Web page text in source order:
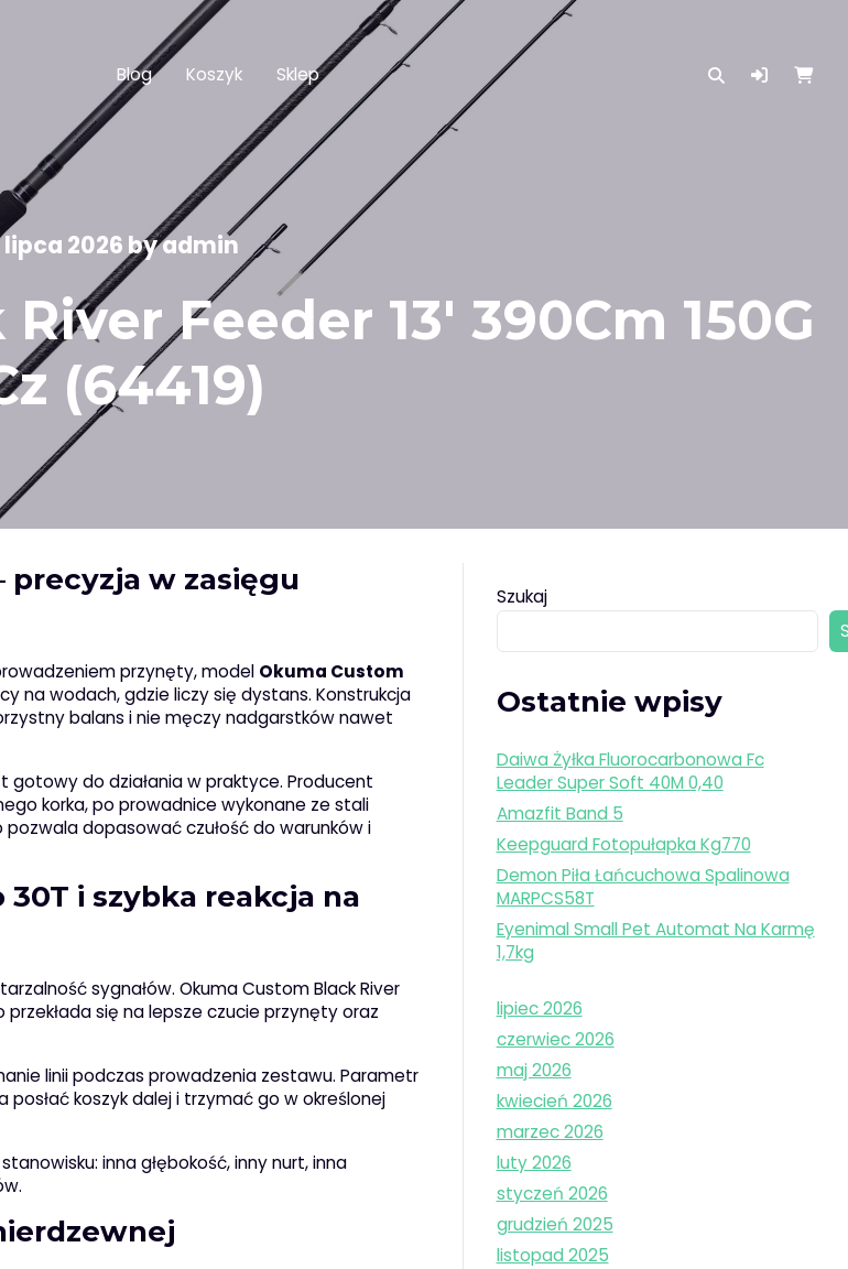
Blog Koszyk Sklep
lipca 2026 byadmin
Feeder 13′ 390Cm 150G
(64419)
precyzja w zasięgu
przynęty, model Okuma Custom
na wodach, gdzie liczy się dystans. Konstrukcja
balans i nie męczy nadgarstków nawet
do działania w praktyce. Producent
korka, po prowadnice wykonane ze stali
pozwala dopasować czułość do warunków i
i szybka reakcja na
sygnałów. Okuma Custom Black River
przekłada się na lepsze czucie przynęty oraz
linii podczas prowadzenia zestawu. Parametr
posłać koszyk dalej i trzymać go w określonej
inna głębokość, inny nurt, inna
Szukaj
Ostatnie wpisy
Daiwa Żyłka Fluorocarbonowa Fc
Leader Super Soft 40M 0,40
Amazfit Band 5
Keepguard Fotopułapka Kg770
Demon Piła Łańcuchowa Spalinowa
MARPCS58T
Eyenimal Small Pet Automat Na Karmę
1,7kg
lipiec 2026
czerwiec 2026
maj 2026
kwiecień 2026
marzec 2026
luty 2026
styczeń 2026
grudzień 2025
listopad 2025